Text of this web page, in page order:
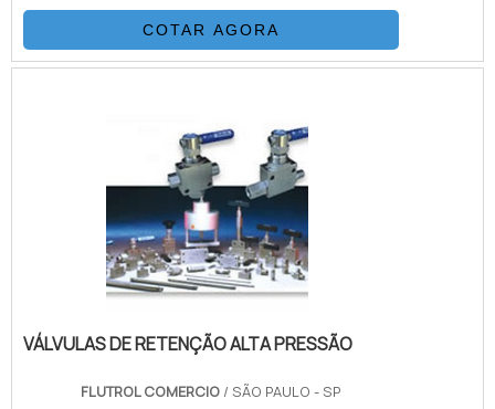
COTAR AGORA
VÁLVULAS DE RETENÇÃO ALTA PRESSÃO
FLUTROL COMERCIO / SÃO PAULO - SP